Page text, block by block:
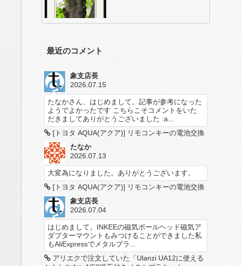
最近のコメント
象支店長
2026.07.15
たなかさん、はじめまして。記事が参考になった
ようでよかったです こちらこそコメントをいた
だきましてありがとうございました :a...
[トヨタ AQUA(アクア)] リモコンキーの電池交換
たなか
2026.07.13
大変為になりました。ありがとうございます。
[トヨタ AQUA(アクア)] リモコンキーの電池交換
象支店長
2026.07.04
はじめまして。INKEEの磁気ボールヘッド磁気ア
ダプターマウントもみつけることができました私
もAliExpressでメタルブラ...
アリエクで注文していた「Ulanzi UA12に使える